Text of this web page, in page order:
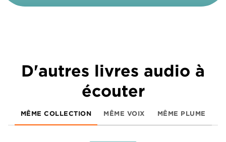
D'autres livres audio à
écouter
MÊME COLLECTION MÊME VOIX MÊME PLUME